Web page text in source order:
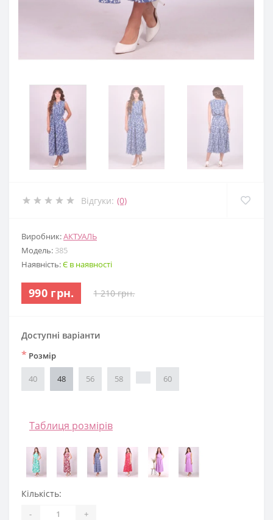
Відгуки: (0)
Виробник:АКТУАЛЬ
Модель: 385
Наявність:Є в наявності
990 грн. 1 210 грн.
Доступні варіанти
* Розмір
40 48 56 58 60
Таблиця розмірів
Кількість:
- +